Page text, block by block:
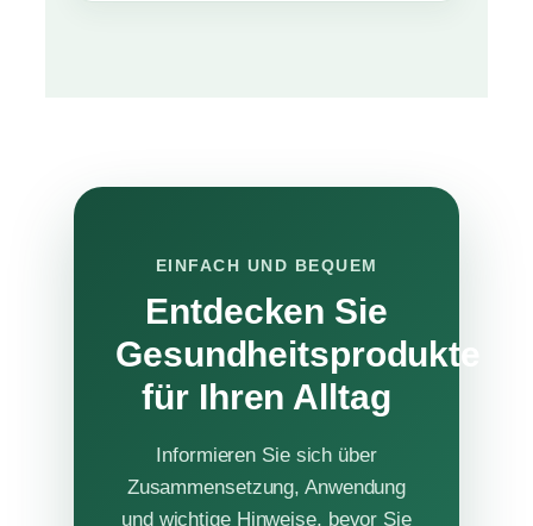
EINFACH UND BEQUEM
Entdecken Sie
Gesundheitsprodukte
für Ihren Alltag
Informieren Sie sich über
Zusammensetzung, Anwendung
und wichtige Hinweise, bevor Sie